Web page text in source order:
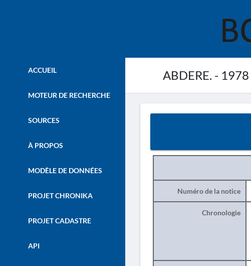
ABDERE. - 1978
ACCUEIL
MOTEUR DE RECHERCHE
SOURCES
À PROPOS
MODÈLE DE DONNÉES
PROJET CHRONIKA
PROJET CADASTRE
API
Numéro de la notice
Chronologie